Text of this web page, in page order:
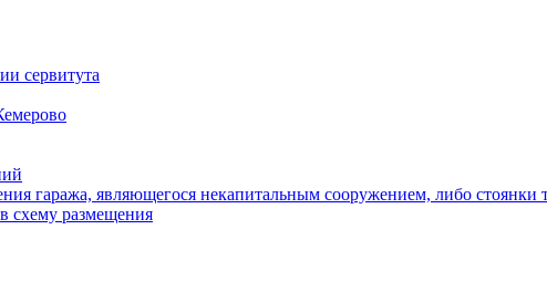
сервитута
гаража, являющегося некапитальным сооружением, либо стоянки
схему размещения